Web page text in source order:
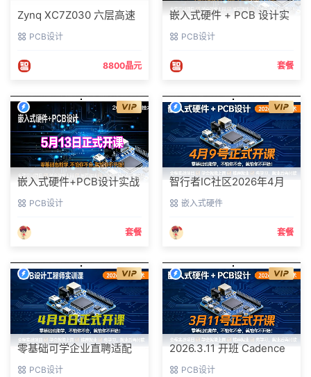
Zynq XC7Z030 六层高速
板 Cadence 精讲视频 含
EMC 全套资料包
PCB设计
8800晶元
嵌入式硬件 + PCB 设计实
训营【20260527 期】5 月
PCB设计
套餐
嵌入式硬件+PCB设计实战
班 | 2026刚需技术，5月
业
PCB设计
套餐
智行者IC社区2026年4月
PCB+嵌入式硬件实训,4月
嵌入式硬件
套餐
零基础可学企业直聘适配
2026年4月PCB设计工程
PCB设计
2026.3.11 开班 Cadence
Allegro PCB + 嵌入式硬件
PCB设计